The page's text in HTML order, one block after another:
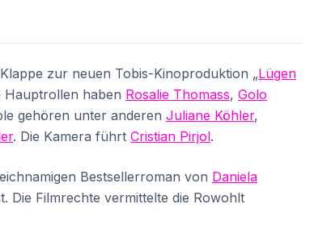
zur neuen Tobis-Kinoproduktion „Lügen
Hauptrollen haben Rosalie Thomass, Golo
gehören unter anderen Juliane Köhler,
. Die Kamera führt Cristian Pirjol.
Bestsellerroman von Daniela
Die Filmrechte vermittelte die Rowohlt